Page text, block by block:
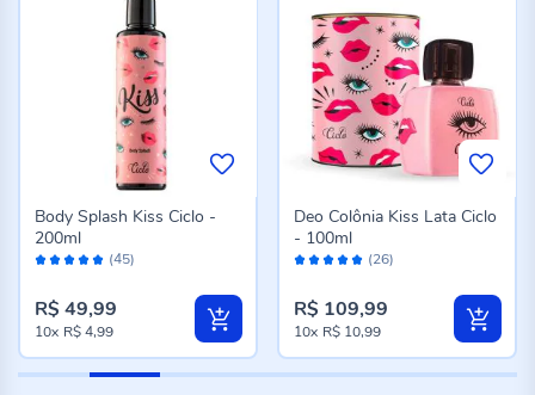
Avaliação: (45)
Body Splash Kiss Ciclo -
200ml
R$ 49,99
10x R$ 4,99
Avaliação: (26)
Deo Colônia Kiss Lata Ciclo
- 100ml
R$ 109,99
10x R$ 10,99